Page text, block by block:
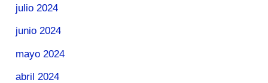
julio 2024
junio 2024
mayo 2024
abril 2024